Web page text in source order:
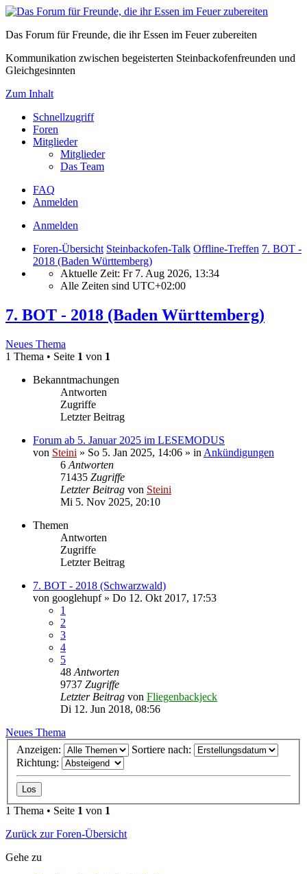
Das Forum für Freunde, die ihr Essen im Feuer zubereiten
Kommunikation zwischen begeisterten Steinbackofenfreunden und
Gleichgesinnten
Zum Inhalt
Schnellzugriff
Foren
Mitglieder
Mitglieder
Das Team
FAQ
Anmelden
Anmelden
Foren-Übersicht Steinbackofen-Talk Offline-Treffen 7. BOT -
2018 (Baden Württemberg)
Aktuelle Zeit: Fr 7. Aug 2026, 13:34
Alle Zeiten sind UTC+02:00
7. BOT - 2018 (Baden Württemberg)
Neues Thema
1 Thema • Seite 1 von 1
Bekanntmachungen
Antworten
Zugriffe
Letzter Beitrag
Forum ab 5. Januar 2025 im LESEMODUS
von Steini » So 5. Jan 2025, 14:06 » in Ankündigungen
6 Antworten
71435 Zugriffe
Letzter Beitrag von Steini
Mi 5. Nov 2025, 20:10
Themen
Antworten
Zugriffe
Letzter Beitrag
7. BOT - 2018 (Schwarzwald)
von googlehupf» Do 12. Okt 2017, 17:53
1
2
3
4
5
48 Antworten
9737 Zugriffe
Letzter Beitrag von Fliegenbackjeck
Di 12. Jun 2018, 08:56
Neues Thema
Anzeigen:
Sortiere nach:
Richtung:
1 Thema • Seite 1 von 1
Zurück zur Foren-Übersicht
Gehe zu